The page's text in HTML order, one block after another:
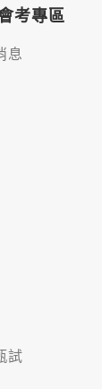
考專區
息
試